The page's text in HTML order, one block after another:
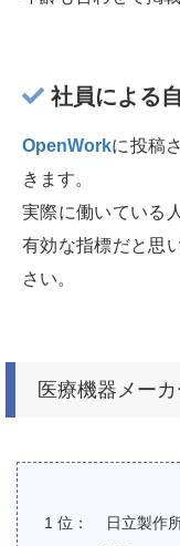
社員による
OpenWorkに投稿
きます。
実際に働いている
有効な指標だと思
さい。
医療機器メー
日立製作